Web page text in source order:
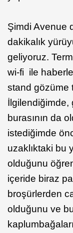
Şimdi Avenue
dakikalık
geliyoruz.
wi-fi ile
stand gözüme
İlgilendiğimde,
burasının da
istediğimde
uzaklıktaki bu
olduğunu
içeride biraz
broşürlerden
olduğunu ve